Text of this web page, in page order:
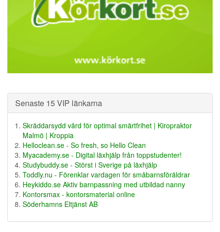
Senaste 15 VIP länkarna
Skräddarsydd vård för optimal smärtfrihet | Kiropraktor
Malmö | Kroppia
Helloclean.se - So fresh, so Hello Clean
Myacademy.se - Digital läxhjälp från toppstudenter!
Studybuddy.se - Störst i Sverige på läxhjälp
Toddly.nu - Förenklar vardagen för småbarnsföräldrar
Heykiddo.se Aktiv barnpassning med utbildad nanny
Kontorsmax - kontorsmaterial online
Söderhamns Eltjänst AB